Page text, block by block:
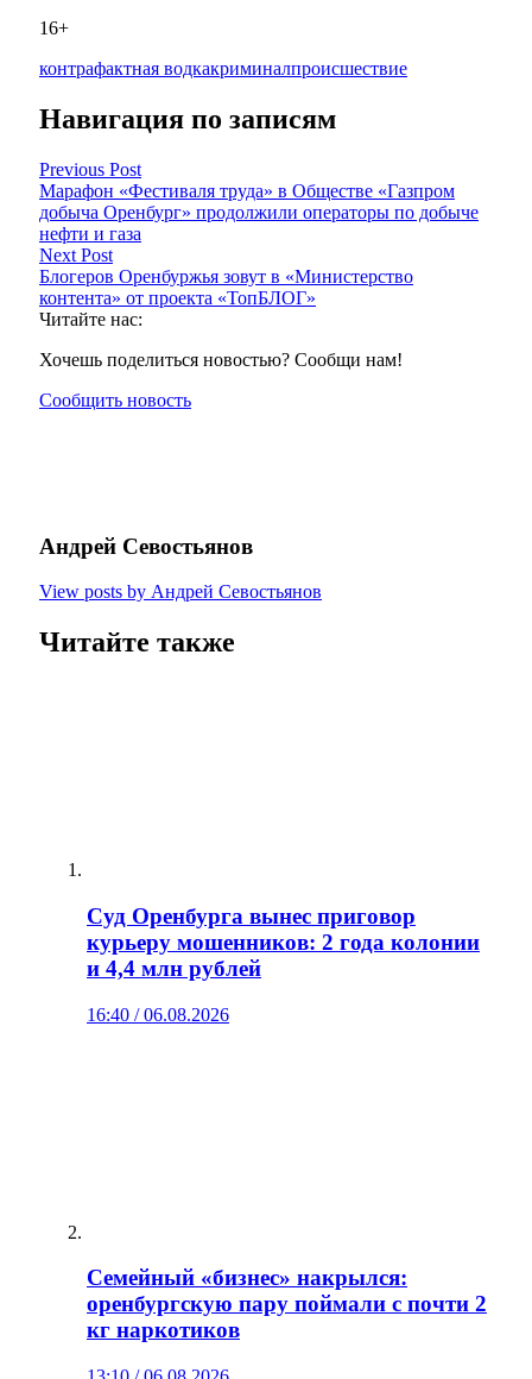
16+
контрафактная водкакриминалпроисшествие
Навигация по записям
Previous Post
Марафон «Фестиваля труда» в Обществе «Газпром
добыча Оренбург» продолжили операторы по добыче
нефти и газа
Next Post
Блогеров Оренбуржья зовут в «Министерство
контента» от проекта «ТопБЛОГ»
Читайте нас:
Хочешь поделиться новостью? Сообщи нам!
Сообщить новость
Андрей Севостьянов
View posts by Андрей Севостьянов
Читайте также
Суд Оренбурга вынес приговор
курьеру мошенников: 2 года колонии
и 4,4 млн рублей
16:40 / 06.08.2026
Семейный «бизнес» накрылся:
оренбургскую пару поймали с почти 2
кг наркотиков